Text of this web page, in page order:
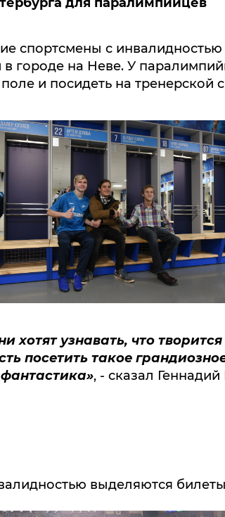
спортсмены с
городе на Неве. У
и посидеть на тренерской
хотят узнавать, что
посетить такое
, - сказал
выделяются